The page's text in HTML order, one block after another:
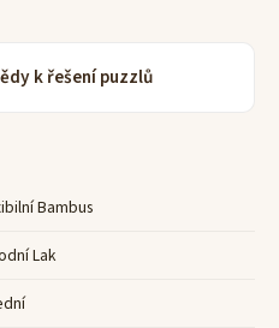
k řešení puzzlů
Bambus
Lak